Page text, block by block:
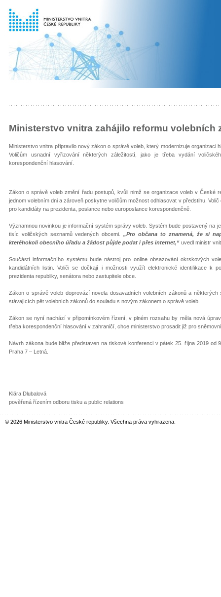
Ministerstvo vnitra zahájilo reformu volebních
Ministerstvo vnitra připravilo nový zákon o správě voleb, který modernizuje organizaci
Voličům usnadní vyřizování některých záležitostí, jako je třeba vydání
korespondenční hlasování.
Zákon o správě voleb změní řadu postupů, kvůli nimž se organizace voleb v České
jednom volebním dni a zároveň poskytne voličům možnost odhlasovat v předstihu.
pro kandidáty na prezidenta, poslance nebo europoslance korespondenčně.
Významnou novinkou je informační systém správy voleb. Systém bude postavený na
tisíc voličských seznamů vedených obcemi.
„Pro občana to znamená, že si
kteréhokoli obecního úřadu a žádost půjde podat i přes internet,“ uvedl ministr
Součástí informačního systému bude nástroj pro online obsazování okrskových
kandidátních listin. Voliči se dočkají i možnosti využít elektronické identifikace k
prezidenta republiky, senátora nebo zastupitele obce.
Zákon o správě voleb doprovází novela dosavadních volebních zákonů a
stávajících pět volebních zákonů do souladu s novým zákonem o správě voleb.
Zákon se nyní nachází v připomínkovém řízení, v plném rozsahu by měla nová
třeba korespondenční hlasování v zahraničí, chce ministerstvo prosadit již pro
Návrh zákona bude blíže představen na tiskové konferenci v pátek 25. října 2019 od
Praha 7 – Letná.
Klára Dlubalová
pověřená řízením odboru tisku a public relations
© 2026 Ministerstvo vnitra České republiky. Všechna práva vyhrazena.